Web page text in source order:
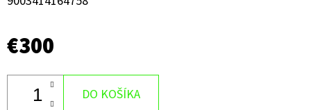
€300
DO KOŠÍKA